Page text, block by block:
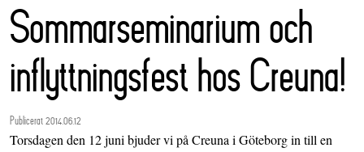
Sommarseminarium och
inflyttningsfest hos Creuna!
Publicerat 2014.06.12
Torsdagen den 12 juni bjuder vi på Creuna i Göteborg in till en